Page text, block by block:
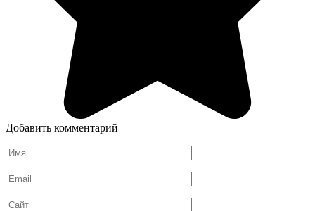
Добавить комментарий
Имя
*
Email
*
Сайт